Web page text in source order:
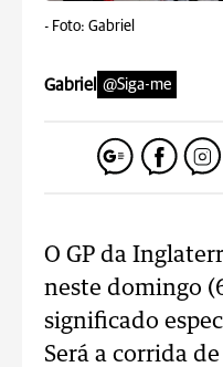
- Foto: Gabriel
Gabriel @Siga-me
O GP da
neste domingo
significado
Será a corrida